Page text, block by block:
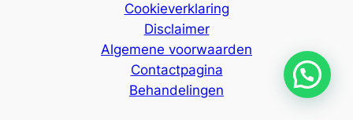
Cookieverklaring
Disclaimer
Algemene voorwaarden
Contactpagina
Behandelingen